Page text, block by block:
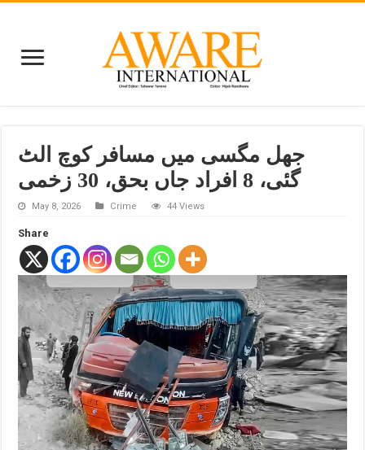
جھل مگسی میں مسافر کوچ الٹ
گئی، 8 افراد جاں بحق، 30 زخمی
May 8, 2026 Crime 44 Views
Share